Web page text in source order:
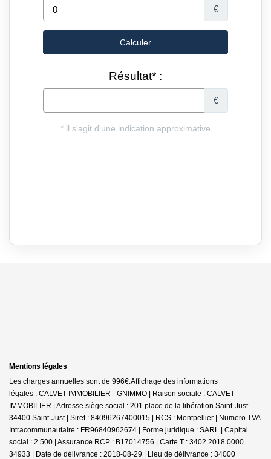
Mentions légales
Les charges annuelles sont de 996€.Affichage des informations
légales : CALVET IMMOBILIER - GNIMMO | Raison sociale : CALVET
IMMOBILIER | Adresse siège social : 201 place de la libération Saint-Just -
34400 Saint-Just | Siret : 84096267400015 | RCS : Montpellier | Numero TVA
Intracommunautaire : FR96840962674 | Forme juridique : SARL | Capital
social : 2 500 | Assurance RCP : B17014756 | Carte T : 3402 2018 0000
34933 | Date de délivrance : 2018-08-29 | Lieu de délivrance : 34000